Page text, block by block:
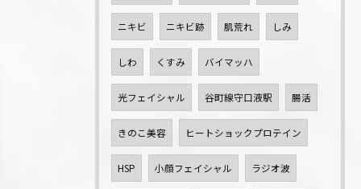
ニキビ ニキビ跡 肌荒れ しみ
しわ くすみ バイマッハ
光フェイシャル 谷町線守口液駅 腸活
きのこ美容 ヒートショックプロテイン
HSP 小顔フェイシャル ラジオ波